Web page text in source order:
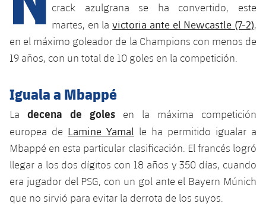
plusicon
más
Spotify Camp Nou
Palau Blaugrana
Estadi Johan Cruyff
Barça Cafe
SUB13
SUB11 B
SUB10 B
SUB9 A
SUB13 B
SUB12 C
Entradas
Gameday Shows
Resultados
Clasificación
Jugadores
Fotos
Base
Barça Atlètic
Junior
Cadete A
Infantil A
Infantil B
Campus Verano
PLUSICON
MÁS
Actualidad
Calendario
Entradas
Resultados
Barça Atlètic
Actualidad
Calendario
Resultados
Base
plusicon
más
Actualidad
Juvenil
PLUSICON
MÁS
Primer equipo
plusicon
más
crack azulgrana se ha convertido, este
martes, en lavictoria ante el Newcastle (7-2),
en el máximo goleador de la Champions con menos de
19 años, con un total de 10 goles en la competición.
Iguala a Mbappé
La decena de goles en la máxima competición
europea de Lamine Yamal le ha permitido igualar a
Mbappé en esta particular clasificación. El francés logró
llegar a los dos dígitos con 18 años y 350 días, cuando
era jugador del PSG, con un gol ante el Bayern Múnich
que no sirvió para evitar la derrota de los suyos.